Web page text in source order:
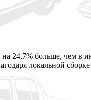
24,7% больше, чем в
локальной